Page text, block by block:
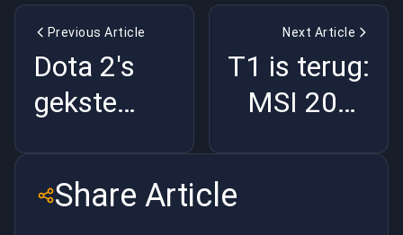
Previous Article
Dota 2's
gekste
Spirit
herlaadt,
Next Article
T1 is terug:
MSI 2026
Share Article